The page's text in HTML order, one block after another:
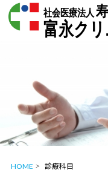
社会医療法人
富永ク
HOME 診療科目